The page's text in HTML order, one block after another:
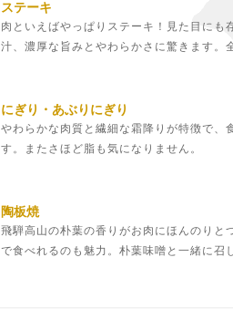
ステーキ
肉といえばやっぱりステーキ！見た目にも
汁、濃厚な旨みとやわらかさに驚きます。
にぎり・あぶりにぎり
やわらかな肉質と繊細な霜降りが特徴で、
す。またさほど脂も気になりません。
陶板焼
飛騨高山の朴葉の香りがお肉にほんのりと
で食べれるのも魅力。朴葉味噌と一緒に召